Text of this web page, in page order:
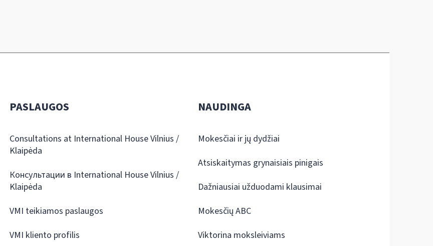
PASLAUGOS
Consultations at International House Vilnius /
Klaipėda
Консультации в International House Vilnius /
Klaipėda
VMI teikiamos paslaugos
VMI kliento profilis
NAUDINGA
Mokesčiai ir jų dydžiai
Atsiskaitymas grynaisiais pinigais
Dažniausiai užduodami klausimai
Mokesčių ABC
Viktorina moksleiviams